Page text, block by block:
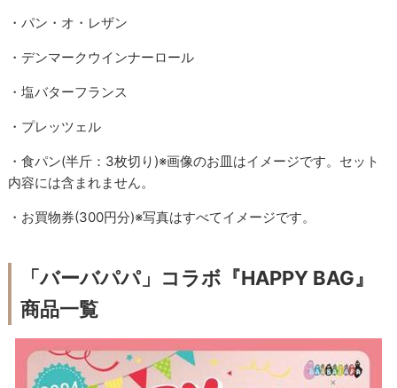
・パン・オ・レザン
・デンマークウインナーロール
・塩バターフランス
・プレッツェル
・食パン(半斤：3枚切り)※画像のお皿はイメージです。セット
内容には含まれません。
・お買物券(300円分)※写真はすべてイメージです。
「バーバパパ」コラボ『HAPPY BAG』
商品一覧